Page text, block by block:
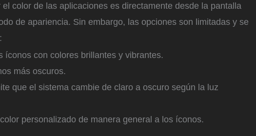
color de las aplicaciones es directamente desde la pantalla
de apariencia. Sin embargo, las opciones son limitadas y se
íconos con colores brillantes y vibrantes.
más oscuros.
que el sistema cambie de claro a oscuro según la luz
personalizado de manera general a los íconos.